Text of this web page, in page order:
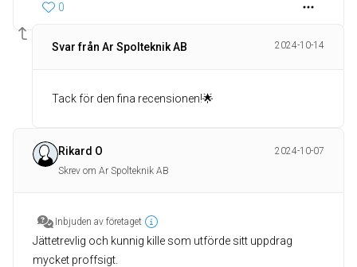
0
Svar från Ar Spolteknik AB 2024-10-14
Tack för den fina recensionen!🌟
Rikard O
2024-10-07
Skrev om Ar Spolteknik AB
Inbjuden av företaget
Jättetrevlig och kunnig kille som utförde sitt uppdrag
mycket proffsigt.